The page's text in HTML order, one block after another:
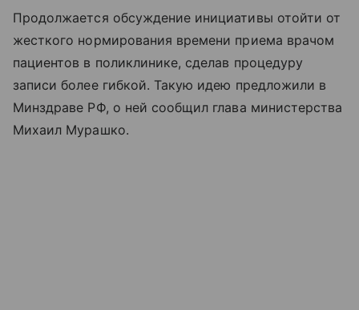
Продолжается обсуждение инициативы отойти от
жесткого нормирования времени приема врачом
пациентов в поликлинике, сделав процедуру
записи более гибкой. Такую идею предложили в
Минздраве РФ, о ней сообщил глава министерства
Михаил Мурашко.